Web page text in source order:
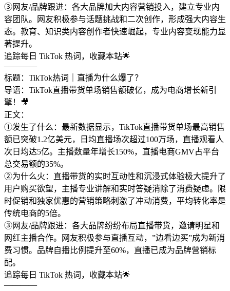
③网友/品牌跟进：各大品牌加大内容营销投入，建立专业内
容团队。网友积极参与话题挑战和二次创作，形成强大内容生
态。教育、知识类内容创作者快速崛起，专业内容变现能力显
著提升。
追踪每日 TikTok 热词，收藏本站🌟
————
标题：TikTok热词｜直播为什么爆了？
导语：TikTok直播带货单场销售额破亿，成为电商增长新引
擎！🎥
正文：
①发生了什么：最新数据显示，TikTok直播带货单场最高销售
额已突破1.2亿美元，日均直播场次超过100万场，直播观看人
次日均达5亿。主播数量年增长150%，直播电商GMV占平台
总交易额的35%。
②为什么火：直播带货的实时互动性和沉浸式体验极大提升了
用户购买欲望，主播专业讲解和实时答疑消除了消费疑虑。限
时促销和独家优惠的营销策略刺激了冲动消费，平均转化率是
传统电商的5倍。
③网友/品牌跟进：各大品牌纷纷布局直播带货，邀请明星和
网红主播合作。网友积极参与直播互动，”边看边买”成为新消
费习惯。品牌自播比例提升至60%，直播已成为品牌营销标
配。
追踪每日 TikTok 热词，收藏本站🌟
————